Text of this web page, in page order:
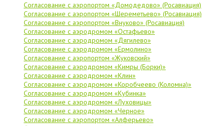
Согласование с аэропортом «Домодедово» (Росавиация)
Согласование с аэропортом «Шереметьево» (Росавиация)
Согласование с аэропортом «Внуково» (Росавиация)
Согласование с аэродромом «Остафьево»
Согласование с аэродромом «Дягилево»
Согласование с аэродромом «Ермолино»
Согласование с аэропортом «Жуковский»
Согласование с аэродромом «Кимры (Борки)»
Согласование с аэродромом «Клин»
Согласование с аэродромом «Коробчеево (Коломна)»
Согласование с аэродромом «Кубинка»
Согласование с аэродромом «Луховицы»
Согласование с аэродромом «Черное»
Согласование с аэропортом «Алферьево»